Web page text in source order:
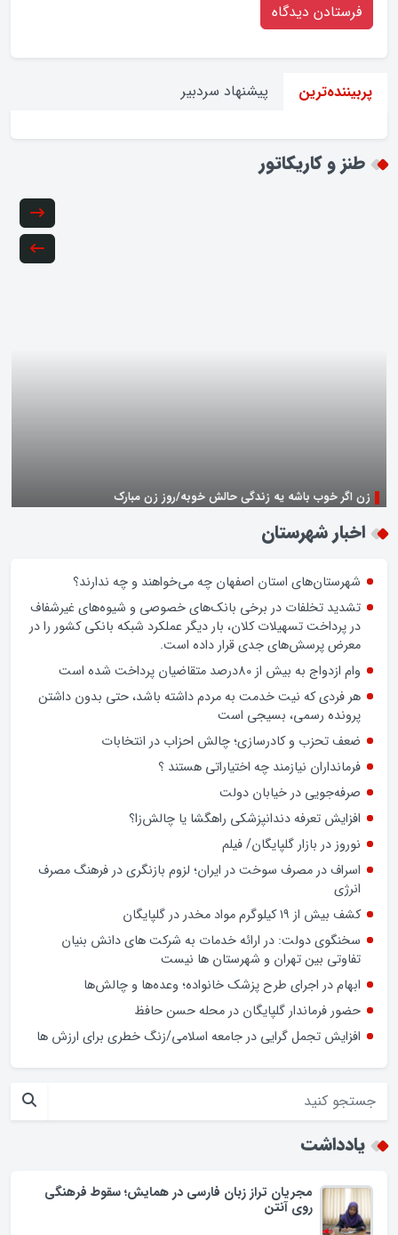
پربیننده‌ترین پیشنهاد سردبیر
طنز و کاریکاتور
زن اگر خوب باشه یه زندگی حالش خوبه/روز زن مبارک
اخبار شهرستان
شهرستان‌های استان اصفهان چه می‌خواهند و چه ندارند؟
تشدید تخلفات در برخی بانک‌های خصوصی و شیوه‌های غیرشفاف
در پرداخت تسهیلات کلان، بار دیگر عملکرد شبکه بانکی کشور را در
معرض پرسش‌های جدی قرار داده است.
وام ازدواج به بیش از 80درصد متقاضیان پرداخت شده است
هر فردی که نیت خدمت به مردم داشته باشد، حتی بدون داشتن
پرونده رسمی، بسیجی است
ضعف تحزب و کادرسازی؛ چالش احزاب در انتخابات
فرمانداران نیازمند چه اختیاراتی هستند ؟
صرفه‌جویی در خیابان دولت
افزایش تعرفه دندانپزشکی راهگشا یا چالش‌زا؟
نوروز در بازار گلپایگان/ فیلم
اسراف در مصرف سوخت در ایران؛ لزوم بازنگری در فرهنگ مصرف
انرژی
کشف بیش از ۱۹ کیلوگرم مواد مخدر در گلپایگان
سخنگوی دولت: در ارائه خدمات به شرکت های دانش بنیان
تفاوتی بین تهران و شهرستان ها نیست
ابهام در اجرای طرح پزشک خانواده؛ وعده‌ها و چالش‌ها
حضور فرماندار گلپایگان در محله حسن حافظ
افزایش تجمل گرایی در جامعه اسلامی/زنگ خطری برای ارزش ها
یادداشت
مجریان تراز زبان فارسی در همایش؛ سقوط فرهنگی
روی آنتن